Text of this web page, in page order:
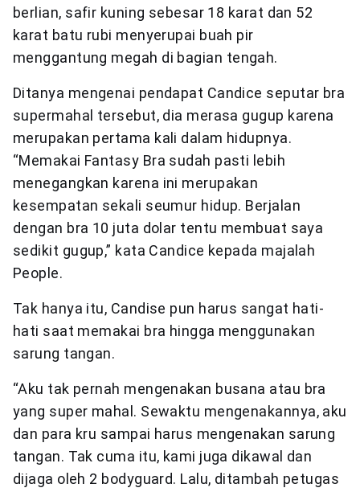
berlian, safir kuning sebesar 18 karat dan 52
karat batu rubi menyerupai buah pir
menggantung megah di bagian tengah.
Ditanya mengenai pendapat Candice seputar bra
supermahal tersebut, dia merasa gugup karena
merupakan pertama kali dalam hidupnya.
“Memakai Fantasy Bra sudah pasti lebih
menegangkan karena ini merupakan
kesempatan sekali seumur hidup. Berjalan
dengan bra 10 juta dolar tentu membuat saya
sedikit gugup,” kata Candice kepada majalah
People.
Tak hanya itu, Candise pun harus sangat hati-
hati saat memakai bra hingga menggunakan
sarung tangan.
“Aku tak pernah mengenakan busana atau bra
yang super mahal. Sewaktu mengenakannya, aku
dan para kru sampai harus mengenakan sarung
tangan. Tak cuma itu, kami juga dikawal dan
dijaga oleh 2 bodyguard. Lalu, ditambah petugas